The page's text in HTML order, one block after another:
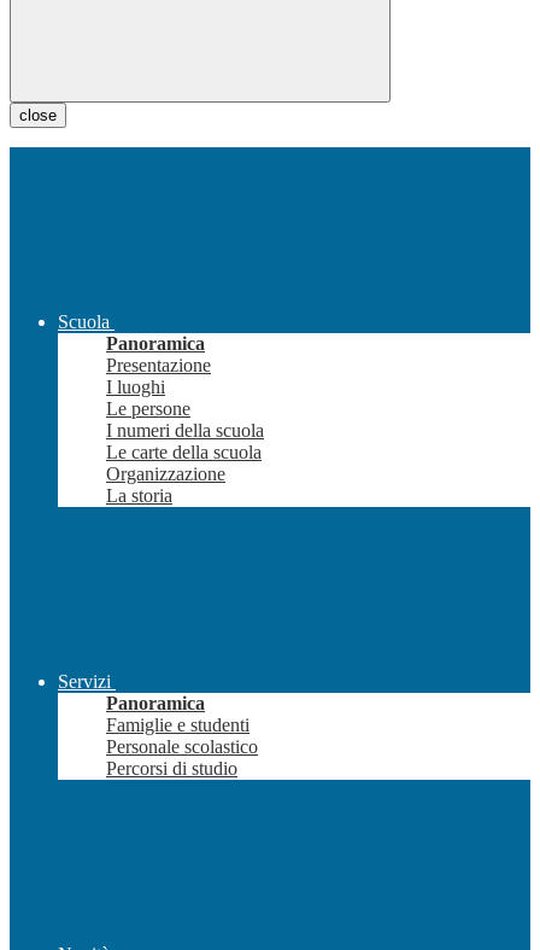
close
Scuola
Panoramica
Presentazione
I luoghi
Le persone
I numeri della scuola
Le carte della scuola
Organizzazione
La storia
Servizi
Panoramica
Famiglie e studenti
Personale scolastico
Percorsi di studio